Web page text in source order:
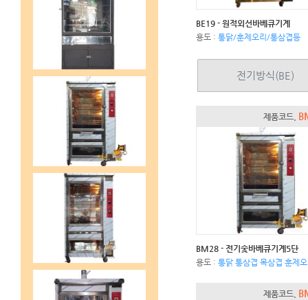
BE19 - 원적외선바베큐기계
용도 : 통닭/훈제오리/통삼겹등
전기방식(BE)
제품코드.
BM28 - 전기숯바베큐기계5단
용도 : 통닭 통삼겹 목삼겹 훈제
제품코드.